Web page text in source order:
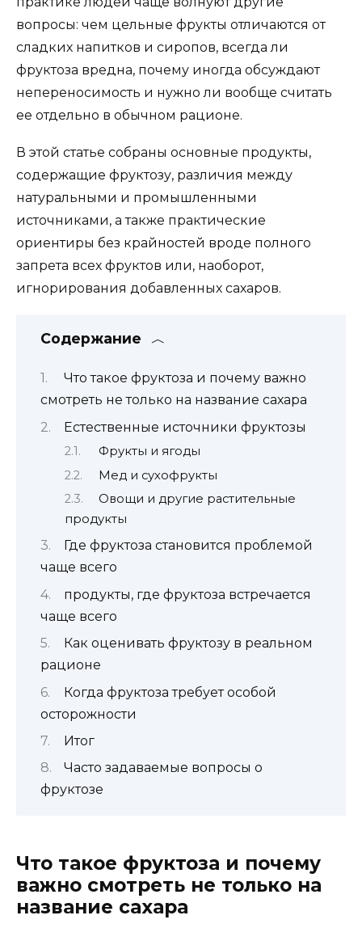
вопросы: чем цельные фрукты отличаются от
сладких напитков и сиропов, всегда ли
фруктоза вредна, почему иногда обсуждают
непереносимость и нужно ли вообще считать
ее отдельно в обычном рационе.
В этой статье собраны основные продукты,
содержащие фруктозу, различия между
натуральными и промышленными
источниками, а также практические
ориентиры без крайностей вроде полного
запрета всех фруктов или, наоборот,
игнорирования добавленных сахаров.
Содержание
Что такое фруктоза и почему важно
смотреть не только на название сахара
Естественные источники фруктозы
Фрукты и ягоды
Мед и сухофрукты
Овощи и другие растительные
продукты
Где фруктоза становится проблемой
чаще всего
продукты, где фруктоза встречается
чаще всего
Как оценивать фруктозу в реальном
рационе
Когда фруктоза требует особой
осторожности
Итог
Часто задаваемые вопросы о
фруктозе
Что такое фруктоза и почему
важно смотреть не только на
название сахара